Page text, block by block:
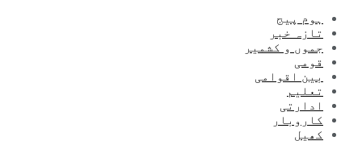
ہوم پیج
تازہ خبر
جموں و کشمیر
قومی
بین اقوامی
تعلیم
ادارتی
کاروبار
کھیل